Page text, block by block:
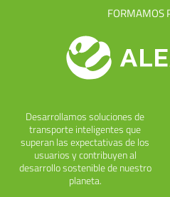
FORMAMOS
Desarrollamos soluciones de
transporte inteligentes que
superan las expectativas de los
usuarios y contribuyen al
desarrollo sostenible de nuestro
planeta.